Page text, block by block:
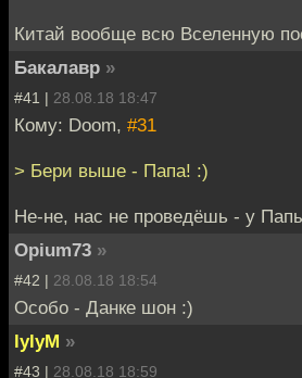
Китай вообще всю Вселенную
Бакалавр »
#41 | 28.08.18 18:47
Кому: Doom, #31
> Бери выше - Папа! :)
Не-не, нас не проведёшь - у
Opium73 »
#42 | 28.08.18 18:54
Особо - Данке шон :)
lylyM »
#43 | 28.08.18 18:59